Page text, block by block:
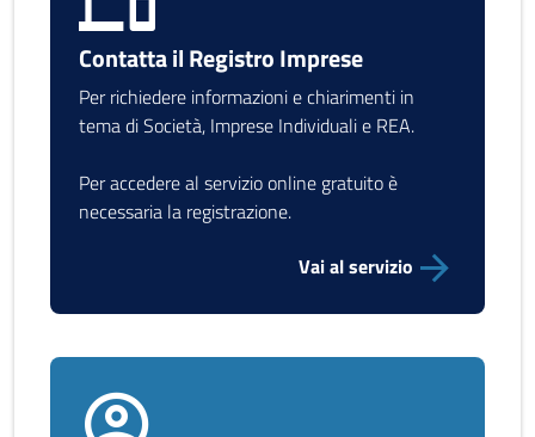
Contatta il Registro Imprese
Per richiedere informazioni e chiarimenti in
tema di Società, Imprese Individuali e REA.
Per accedere al servizio online gratuito è
necessaria la registrazione.
Vai al servizio